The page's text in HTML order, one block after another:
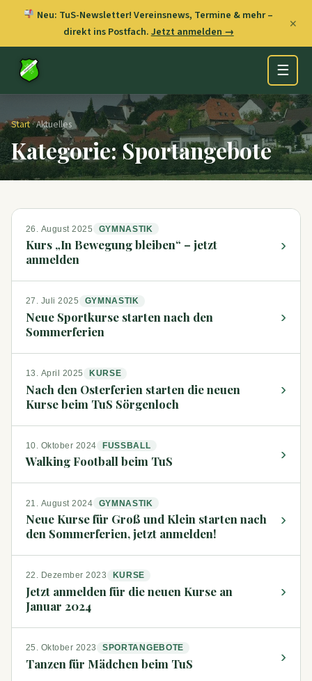
Neu: TuS-Newsletter! Vereinsnews, Termine & mehr –
direkt ins Postfach.Jetzt anmelden →
✕
☰
Start· Aktuelles
Kategorie: Sportangebote
26. August 2025 GYMNASTIK
Kurs „In Bewegung bleiben“ – jetzt
anmelden
›
27. Juli 2025 GYMNASTIK
Neue Sportkurse starten nach den
Sommerferien
›
13. April 2025 KURSE
Nach den Osterferien starten die neuen
Kurse beim TuS Sörgenloch
›
10. Oktober 2024 FUSSBALL
Walking Football beim TuS ›
21. August 2024 GYMNASTIK
Neue Kurse für Groß und Klein starten nach
den Sommerferien, jetzt anmelden!
›
22. Dezember 2023 KURSE
Jetzt anmelden für die neuen Kurse an
Januar 2024
›
25. Oktober 2023 SPORTANGEBOTE
Tanzen für Mädchen beim TuS ›